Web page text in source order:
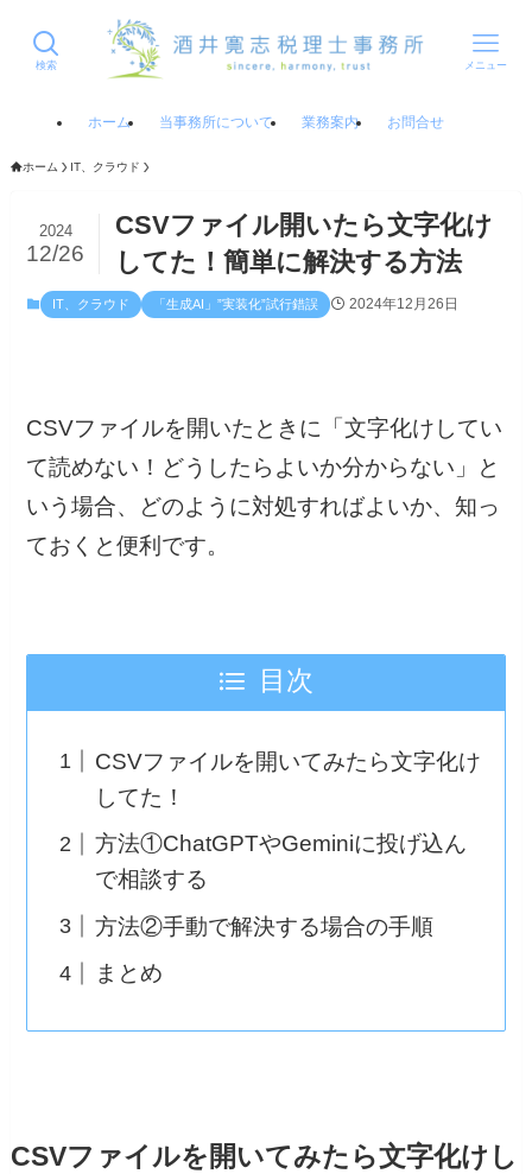
検索 メニュー
ホーム 当事務所について 業務案内 お問合せ
ホーム IT、クラウド
CSVファイル開いたら文字化け
してた！簡単に解決する方法
2024
12/26
IT、クラウド 「生成AI」”実装化”試行錯誤 2024年12月26日
CSVファイルを開いたときに「文字化けしてい
て読めない！どうしたらよいか分からない」と
いう場合、どのように対処すればよいか、知っ
ておくと便利です。
目次
CSVファイルを開いてみたら文字化け
してた！
方法①ChatGPTやGeminiに投げ込ん
で相談する
方法②手動で解決する場合の手順
まとめ
CSVファイルを開いてみたら文字化けし